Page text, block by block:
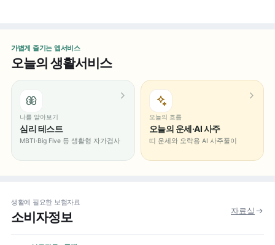
가볍게 즐기는 앱서비스
오늘의 생활서비스
나를 알아보기
심리 테스트
MBTI·Big Five 등 생활형 자가검사
오늘의 흐름
오늘의 운세·AI 사주
띠 운세와 오락용 AI 사주풀이
생활에 필요한 보험자료
소비자정보 자료실